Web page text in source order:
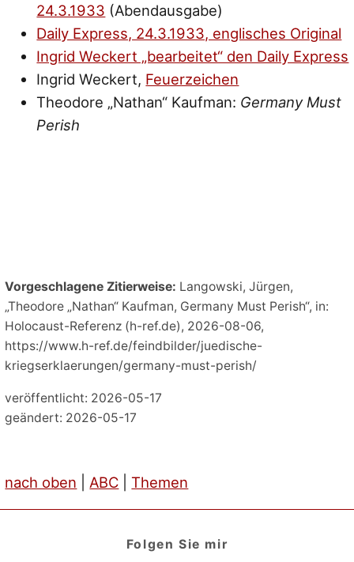
24.3.1933 (Abendausgabe)
Daily Express, 24.3.1933, englisches Original
Ingrid Weckert „bearbeitet“ den Daily Express
Ingrid Weckert, Feuerzeichen
Theodore „Nathan“ Kaufman: Germany Must
Perish
Vorgeschlagene Zitierweise: Langowski, Jürgen,
„Theodore „Nathan“ Kaufman, Germany Must Perish“, in:
Holocaust-Referenz (h-ref.de), 2026-08-06,
https://www.h-ref.de/feindbilder/juedische-
kriegserklaerungen/germany-must-perish/
veröffentlicht: 2026-05-17
geändert: 2026-05-17
nach oben ABC |Themen
Folgen Sie mir